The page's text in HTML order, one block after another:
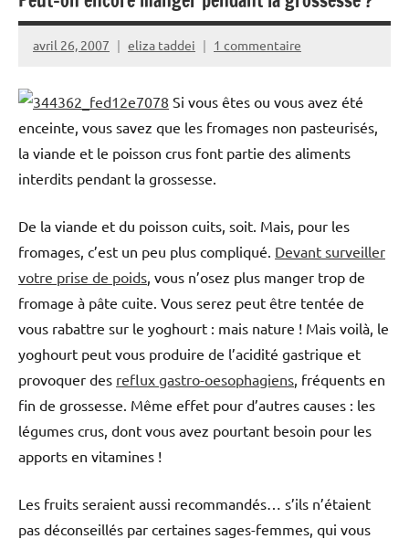
avril 26, 2007 eliza taddei 1 commentaire
Si vous êtes ou vous avez été
enceinte, vous savez que les fromages non pasteurisés,
la viande et le poisson crus font partie des aliments
interdits pendant la grossesse.
De la viande et du poisson cuits, soit. Mais, pour les
fromages, c’est un peu plus compliqué. Devant surveiller
votre prise de poids , vous n’osez plus manger trop de
fromage à pâte cuite. Vous serez peut être tentée de
vous rabattre sur le yoghourt : mais nature ! Mais voilà, le
yoghourt peut vous produire de l’acidité gastrique et
provoquer des reflux gastro-oesophagiens , fréquents en
fin de grossesse. Même effet pour d’autres causes : les
légumes crus, dont vous avez pourtant besoin pour les
apports en vitamines !
Les fruits seraient aussi recommandés… s’ils n’étaient
pas déconseillés par certaines sages-femmes, qui vous